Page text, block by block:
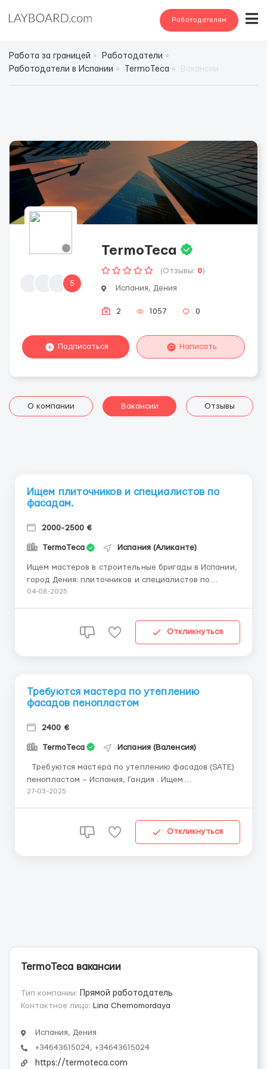
Работодателям
Работа за границей
Работодатели
Работодатели в Испании
TermoTeca
5
TermoTeca
(Отзывы: 0)
Испания, Дения
2 1057 0
Подписаться Написать
О компании Вакансии Отзывы
Ищем плиточников и специалистов по
фасадам.
2000-2500 €
TermoTeca Испания (Аликанте)
Ищем мастеров в строительные бригады в Испании,
город Дения: плиточников и специалистов по
фасадам. Предоставляются: Помощь с жильем Довоз
заинтересованы, пожалуйста, свяжитесь ...
04-08-2025
Откликнуться
Требуются мастера по утеплению
фасадов пенопластом
2400 €
TermoTeca Испания (Валенсия)
пенопластом – Испания, Гандия . Ищем
квалифицированных специалистов по утеплению
(утепление фасадов пенопластом) ✅ Наличие
27-03-2025
Откликнуться
TermoTeca вакансии
Тип компании:
Прямой работодатель
Контактное лицо: Lina Chernomordaya
Испания, Дения
+34643615024, +34643615024
https://termoteca.com